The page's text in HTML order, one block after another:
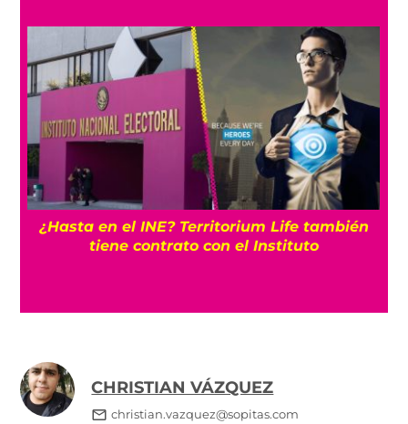
¿Hasta en el INE? Territorium Life también
tiene contrato con el Instituto
CHRISTIAN VÁZQUEZ
christian.vazquez@sopitas.com